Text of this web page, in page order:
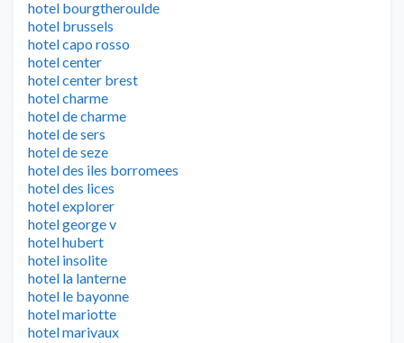
hotel bourgtheroulde
hotel brussels
hotel capo rosso
hotel center
hotel center brest
hotel charme
hotel de charme
hotel de sers
hotel de seze
hotel des iles borromees
hotel des lices
hotel explorer
hotel george v
hotel hubert
hotel insolite
hotel la lanterne
hotel le bayonne
hotel mariotte
hotel marivaux